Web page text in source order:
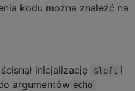
kodu można znaleźć na
inicjalizację
$left i
argumentów echo